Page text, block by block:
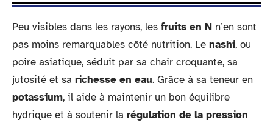
Peu visibles dans les rayons, les fruits en N n’en sont
pas moins remarquables côté nutrition. Le nashi, ou
poire asiatique, séduit par sa chair croquante, sa
jutosité et sa richesse en eau. Grâce à sa teneur en
potassium, il aide à maintenir un bon équilibre
hydrique et à soutenir la régulation de la pression